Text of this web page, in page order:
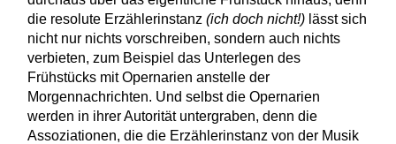
die resolute Erzählerinstanz(ich doch nicht!) lässt sich
nicht nur nichts vorschreiben, sondern auch nichts
verbieten, zum Beispiel das Unterlegen des
Frühstücks mit Opernarien anstelle der
Morgennachrichten. Und selbst die Opernarien
werden in ihrer Autorität untergraben, denn die
Assoziationen, die die Erzählerinstanz von der Musik